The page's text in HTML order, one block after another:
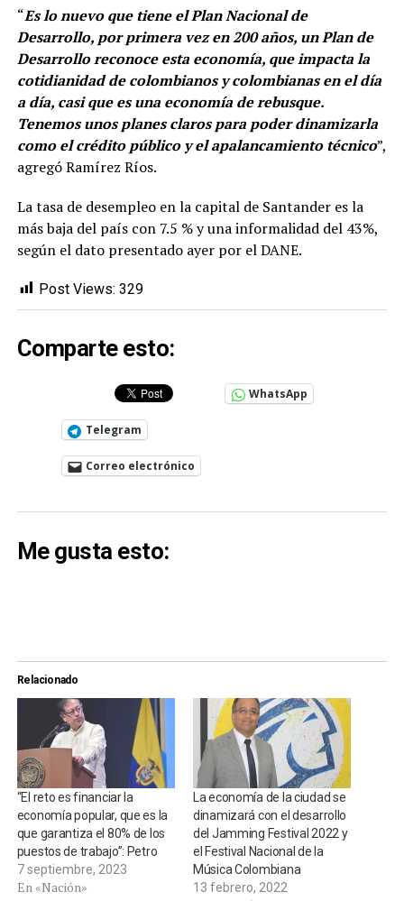
“Es lo nuevo que tiene el Plan Nacional de
Desarrollo, por primera vez en 200 años, un Plan de
Desarrollo reconoce esta economía, que impacta la
cotidianidad de colombianos y colombianas en el día
a día, casi que es una economía de rebusque.
Tenemos unos planes claros para poder dinamizarla
como el crédito público y el apalancamiento técnico”,
agregó Ramírez Ríos.
La tasa de desempleo en la capital de Santander es la
más baja del país con 7.5 % y una informalidad del 43%,
según el dato presentado ayer por el DANE.
Post Views: 329
Comparte esto:
WhatsApp
Telegram
Correo electrónico
Me gusta esto:
Relacionado
“El reto es financiar la
economía popular, que es la
que garantiza el 80% de los
puestos de trabajo”: Petro
7 septiembre, 2023
En «Nación»
La economía de la ciudad se
dinamizará con el desarrollo
del Jamming Festival 2022 y
el Festival Nacional de la
Música Colombiana
13 febrero, 2022